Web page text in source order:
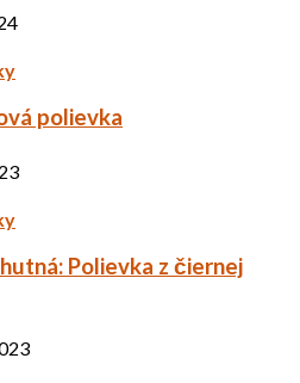
polievka
Polievka z čiernej